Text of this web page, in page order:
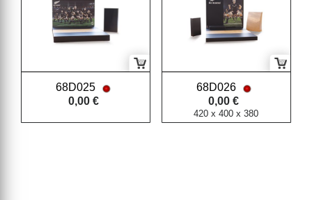
68D025
0,00 €
68D026
0,00 €
420 x 400 x 380